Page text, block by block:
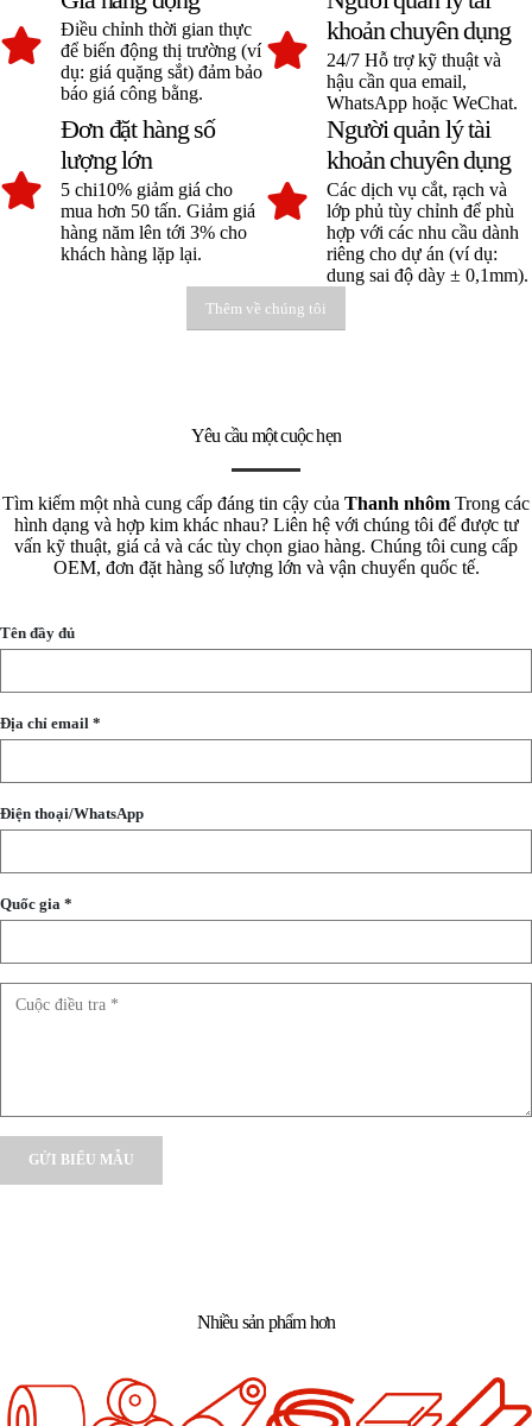
Điều chỉnh thời gian thực
để biến động thị trường (ví
dụ: giá quặng sắt) đảm bảo
báo giá công bằng.
khoản chuyên dụng
24/7 Hỗ trợ kỹ thuật và
hậu cần qua email,
WhatsApp hoặc WeChat.
Đơn đặt hàng số
lượng lớn
5 chi10% giảm giá cho
mua hơn 50 tấn. Giảm giá
hàng năm lên tới 3% cho
khách hàng lặp lại.
Người quản lý tài
khoản chuyên dụng
Các dịch vụ cắt, rạch và
lớp phủ tùy chỉnh để phù
hợp với các nhu cầu dành
riêng cho dự án (ví dụ:
dung sai độ dày ± 0,1mm).
Thêm về chúng tôi
Yêu cầu một cuộc hẹn
Tìm kiếm một nhà cung cấp đáng tin cậy của Thanh nhôm Trong các
hình dạng và hợp kim khác nhau? Liên hệ với chúng tôi để được tư
vấn kỹ thuật, giá cả và các tùy chọn giao hàng. Chúng tôi cung cấp
OEM, đơn đặt hàng số lượng lớn và vận chuyển quốc tế.
Tên đầy đủ
Địa chỉ email *
Điện thoại/WhatsApp
Quốc gia *
Nhiều sản phẩm hơn